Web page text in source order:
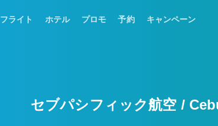
フライト ホテル プロモ 予約 キャンペーン
セブパシフィック航空 /